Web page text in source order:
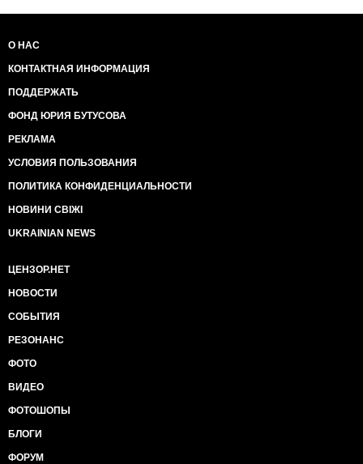
О НАС
КОНТАКТНАЯ ИНФОРМАЦИЯ
ПОДДЕРЖАТЬ
ФОНД ЮРИЯ БУТУСОВА
РЕКЛАМА
УСЛОВИЯ ПОЛЬЗОВАНИЯ
ПОЛИТИКА КОНФИДЕНЦИАЛЬНОСТИ
НОВИНИ СВІЖІ
UKRAINIAN NEWS
ЦЕНЗОР.НЕТ
НОВОСТИ
СОБЫТИЯ
РЕЗОНАНС
ФОТО
ВИДЕО
ФОТОШОПЫ
БЛОГИ
ФОРУМ